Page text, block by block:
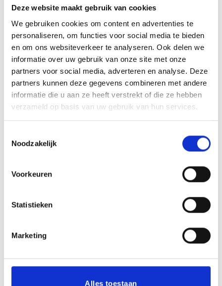
Deze website maakt gebruik van cookies
We gebruiken cookies om content en advertenties te
personaliseren, om functies voor social media te bieden
en om ons websiteverkeer te analyseren. Ook delen we
informatie over uw gebruik van onze site met onze
partners voor social media, adverteren en analyse. Deze
partners kunnen deze gegevens combineren met andere
informatie die u aan ze heeft verstrekt of die ze hebben
verzameld op basis van uw gebruik van hun services.
Noodzakelijk
Voorkeuren
Statistieken
Marketing
Alles toestaan
BEOORDELINGEN (1)
LEVERTIJD
aan
verlanglijst